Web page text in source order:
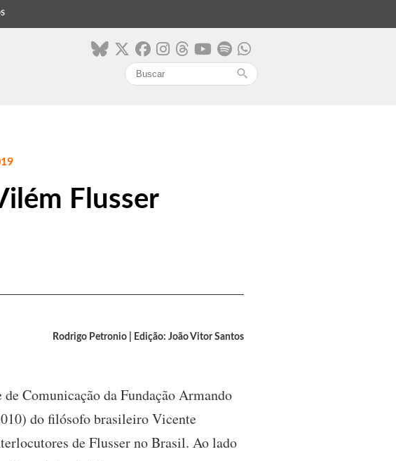
search
Flusser
Rodrigo Petronio | Edição: João Vitor Santos
Comunicação da Fundação Armando
do filósofo brasileiro Vicente
de Flusser no Brasil. Ao lado